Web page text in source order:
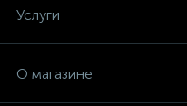
Услуги
О магазине